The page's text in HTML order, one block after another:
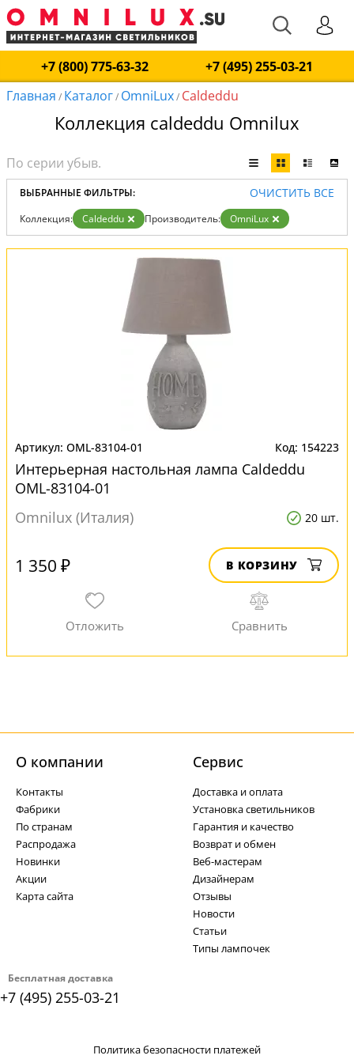
+7 (800) 775-63-32
+7 (495) 255-03-21
Главная / Каталог/ OmniLux/ Caldeddu
Коллекция caldeddu Omnilux
ВЫБРАННЫЕ ФИЛЬТРЫ: ОЧИСТИТЬ ВСЕ
Коллекция: Caldeddu Производитель: OmniLux
OML-83104-01 154223
Интерьерная настольная лампа Caldeddu
OML-83104-01
Omnilux (Италия)
20 шт.
1 350 ₽ В КОРЗИНУ
Бесплатная доставка
+7 (495) 255-03-21
О компании
Контакты
Фабрики
По странам
Распродажа
Новинки
Акции
Карта сайта
Cервис
Доставка и оплата
Установка светильников
Гарантия и качество
Возврат и обмен
Веб-мастерам
Дизайнерам
Отзывы
Новости
Статьи
Типы лампочек
Политика безопасности платежей